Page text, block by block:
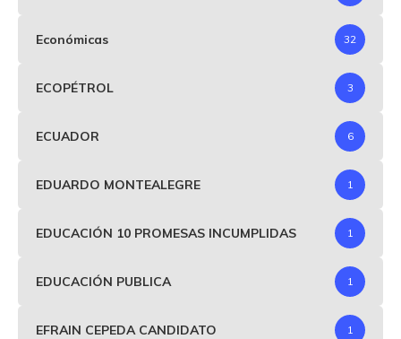
Económicas 32
ECOPÉTROL 3
ECUADOR 6
EDUARDO MONTEALEGRE 1
EDUCACIÓN 10 PROMESAS INCUMPLIDAS 1
EDUCACIÓN PUBLICA 1
EFRAIN CEPEDA CANDIDATO 1